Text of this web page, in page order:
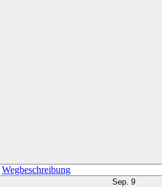
Wegbeschreibung
Sep. 9